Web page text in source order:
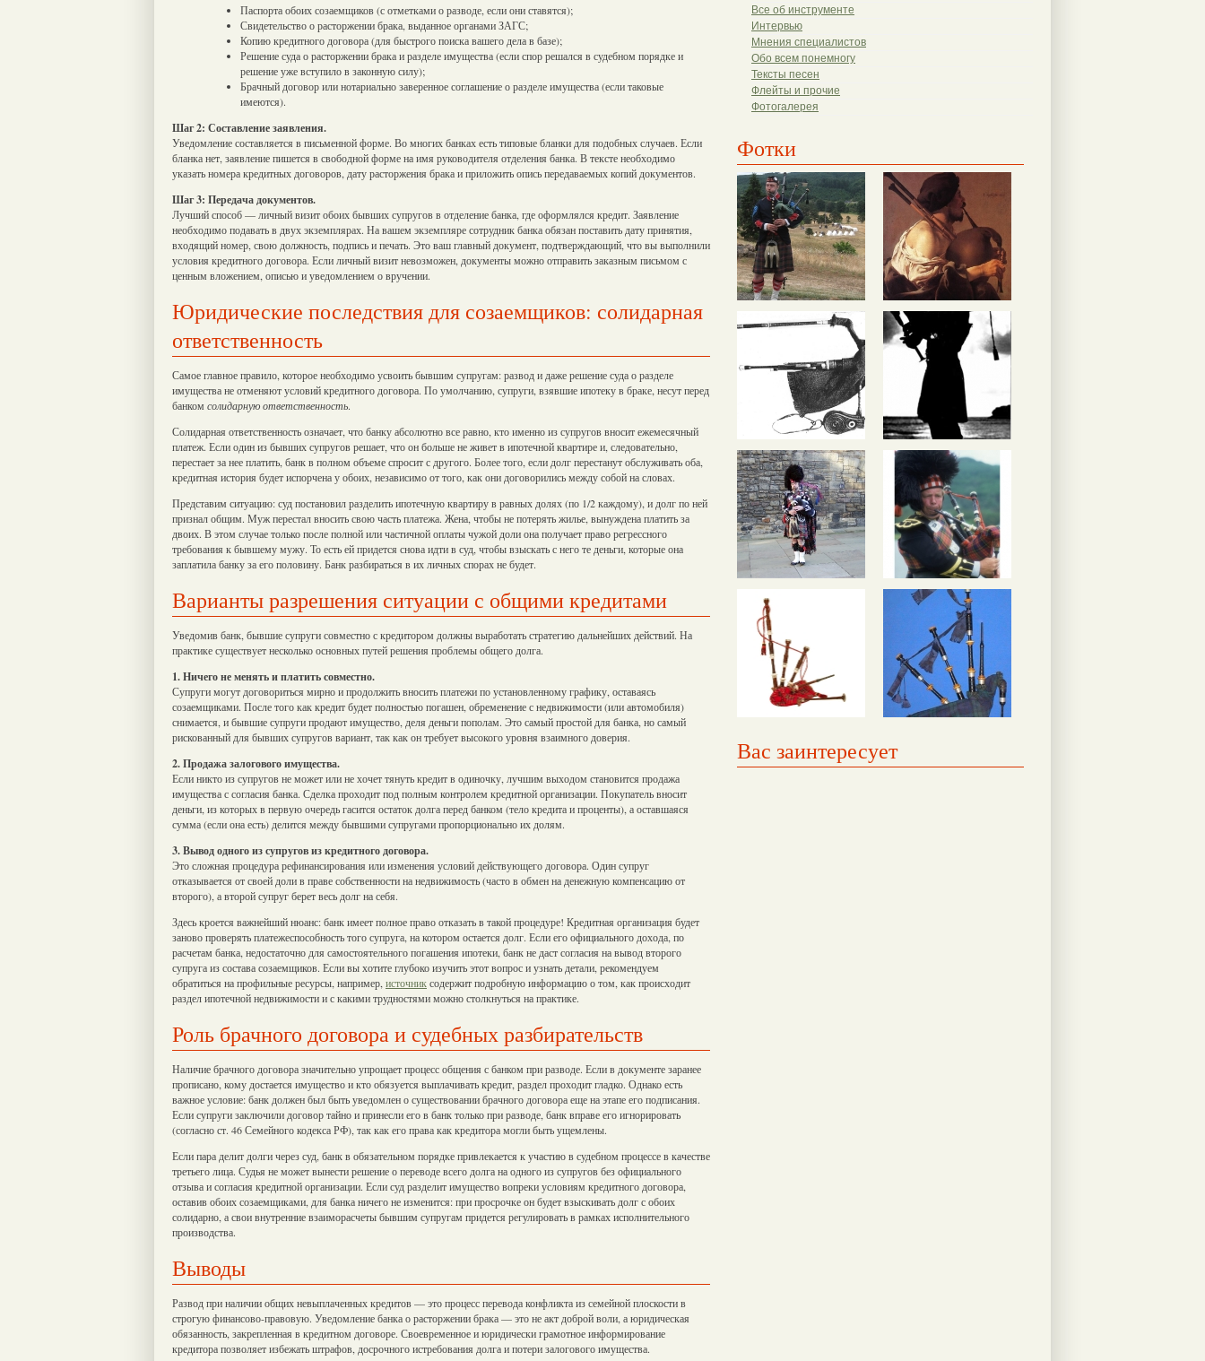
Все об инструменте
Интервью
Мнения специалистов
Обо всем понемногу
Тексты песен
Флейты и прочие
Фотогалерея
Фотки
Вас заинтересует
Паспорта обоих созаемщиков (с отметками о разводе, если они ставятся);
Свидетельство о расторжении брака, выданное органами ЗАГС;
Копию кредитного договора (для быстрого поиска вашего дела в базе);
Решение суда о расторжении брака и разделе имущества (если спор решался в судебном порядке и
решение уже вступило в законную силу);
Брачный договор или нотариально заверенное соглашение о разделе имущества (если таковые
имеются).
Шаг 2: Составление заявления.
Уведомление составляется в письменной форме. Во многих банках есть типовые бланки для подобных случаев. Если
бланка нет, заявление пишется в свободной форме на имя руководителя отделения банка. В тексте необходимо
указать номера кредитных договоров, дату расторжения брака и приложить опись передаваемых копий документов.
Шаг 3: Передача документов.
Лучший способ — личный визит обоих бывших супругов в отделение банка, где оформлялся кредит. Заявление
необходимо подавать в двух экземплярах. На вашем экземпляре сотрудник банка обязан поставить дату принятия,
входящий номер, свою должность, подпись и печать. Это ваш главный документ, подтверждающий, что вы выполнили
условия кредитного договора. Если личный визит невозможен, документы можно отправить заказным письмом с
ценным вложением, описью и уведомлением о вручении.
Юридические последствия для созаемщиков: солидарная
ответственность
Самое главное правило, которое необходимо усвоить бывшим супругам: развод и даже решение суда о разделе
имущества не отменяют условий кредитного договора. По умолчанию, супруги, взявшие ипотеку в браке, несут перед
банком солидарную ответственность.
Солидарная ответственность означает, что банку абсолютно все равно, кто именно из супругов вносит ежемесячный
платеж. Если один из бывших супругов решает, что он больше не живет в ипотечной квартире и, следовательно,
перестает за нее платить, банк в полном объеме спросит с другого. Более того, если долг перестанут обслуживать оба,
кредитная история будет испорчена у обоих, независимо от того, как они договорились между собой на словах.
Представим ситуацию: суд постановил разделить ипотечную квартиру в равных долях (по 1/2 каждому), и долг по ней
признал общим. Муж перестал вносить свою часть платежа. Жена, чтобы не потерять жилье, вынуждена платить за
двоих. В этом случае только после полной или частичной оплаты чужой доли она получает право регрессного
требования к бывшему мужу. То есть ей придется снова идти в суд, чтобы взыскать с него те деньги, которые она
заплатила банку за его половину. Банк разбираться в их личных спорах не будет.
Варианты разрешения ситуации с общими кредитами
Уведомив банк, бывшие супруги совместно с кредитором должны выработать стратегию дальнейших действий. На
практике существует несколько основных путей решения проблемы общего долга.
1. Ничего не менять и платить совместно.
Супруги могут договориться мирно и продолжить вносить платежи по установленному графику, оставаясь
созаемщиками. После того как кредит будет полностью погашен, обременение с недвижимости (или автомобиля)
снимается, и бывшие супруги продают имущество, деля деньги пополам. Это самый простой для банка, но самый
рискованный для бывших супругов вариант, так как он требует высокого уровня взаимного доверия.
2. Продажа залогового имущества.
Если никто из супругов не может или не хочет тянуть кредит в одиночку, лучшим выходом становится продажа
имущества с согласия банка. Сделка проходит под полным контролем кредитной организации. Покупатель вносит
деньги, из которых в первую очередь гасится остаток долга перед банком (тело кредита и проценты), а оставшаяся
сумма (если она есть) делится между бывшими супругами пропорционально их долям.
3. Вывод одного из супругов из кредитного договора.
Это сложная процедура рефинансирования или изменения условий действующего договора. Один супруг
отказывается от своей доли в праве собственности на недвижимость (часто в обмен на денежную компенсацию от
второго), а второй супруг берет весь долг на себя.
Здесь кроется важнейший нюанс: банк имеет полное право отказать в такой процедуре! Кредитная организация будет
заново проверять платежеспособность того супруга, на котором остается долг. Если его официального дохода, по
расчетам банка, недостаточно для самостоятельного погашения ипотеки, банк не даст согласия на вывод второго
супруга из состава созаемщиков. Если вы хотите глубоко изучить этот вопрос и узнать детали, рекомендуем
обратиться на профильные ресурсы, например, источниксодержит подробную информацию о том, как происходит
раздел ипотечной недвижимости и с какими трудностями можно столкнуться на практике.
Роль брачного договора и судебных разбирательств
Наличие брачного договора значительно упрощает процесс общения с банком при разводе. Если в документе заранее
прописано, кому достается имущество и кто обязуется выплачивать кредит, раздел проходит гладко. Однако есть
важное условие: банк должен был быть уведомлен о существовании брачного договора еще на этапе его подписания.
Если супруги заключили договор тайно и принесли его в банк только при разводе, банк вправе его игнорировать
(согласно ст. 46 Семейного кодекса РФ), так как его права как кредитора могли быть ущемлены.
Если пара делит долги через суд, банк в обязательном порядке привлекается к участию в судебном процессе в качестве
третьего лица. Судья не может вынести решение о переводе всего долга на одного из супругов без официального
отзыва и согласия кредитной организации. Если суд разделит имущество вопреки условиям кредитного договора,
оставив обоих созаемщиками, для банка ничего не изменится: при просрочке он будет взыскивать долг с обоих
солидарно, а свои внутренние взаиморасчеты бывшим супругам придется регулировать в рамках исполнительного
производства.
Выводы
Развод при наличии общих невыплаченных кредитов — это процесс перевода конфликта из семейной плоскости в
строгую финансово-правовую. Уведомление банка о расторжении брака — это не акт доброй воли, а юридическая
обязанность, закрепленная в кредитном договоре. Своевременное и юридически грамотное информирование
кредитора позволяет избежать штрафов, досрочного истребования долга и потери залогового имущества.